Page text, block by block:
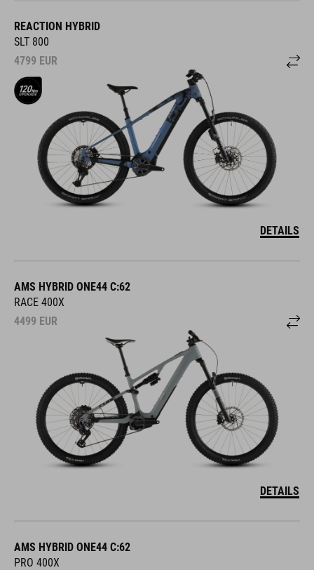
REACTION HYBRID
SLT 800
4799 EUR
DETAILS
AMS HYBRID ONE44 C:62
RACE 400X
4499 EUR
DETAILS
AMS HYBRID ONE44 C:62
PRO 400X